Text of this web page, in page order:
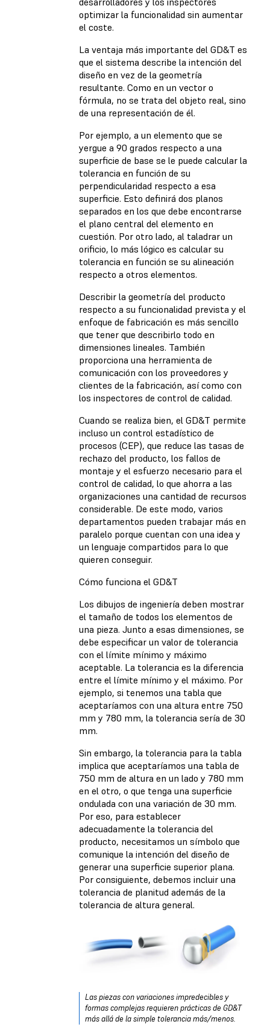
optimizar la funcionalidad sin aumentar
el coste.
La ventaja más importante del GD&T es
que el sistema describe la intención del
diseño en vez de la geometría
resultante. Como en un vector o
fórmula, no se trata del objeto real, sino
de una representación de él.
Por ejemplo, a un elemento que se
yergue a 90 grados respecto a una
superficie de base se le puede calcular la
tolerancia en función de su
perpendicularidad respecto a esa
superficie. Esto definirá dos planos
separados en los que debe encontrarse
el plano central del elemento en
cuestión. Por otro lado, al taladrar un
orificio, lo más lógico es calcular su
tolerancia en función se su alineación
respecto a otros elementos.
Describir la geometría del producto
respecto a su funcionalidad prevista y el
enfoque de fabricación es más sencillo
que tener que describirlo todo en
dimensiones lineales. También
proporciona una herramienta de
comunicación con los proveedores y
clientes de la fabricación, así como con
los inspectores de control de calidad.
Cuando se realiza bien, el GD&T permite
incluso un control estadístico de
procesos (CEP), que reduce las tasas de
rechazo del producto, los fallos de
montaje y el esfuerzo necesario para el
control de calidad, lo que ahorra a las
organizaciones una cantidad de recursos
considerable. De este modo, varios
departamentos pueden trabajar más en
paralelo porque cuentan con una idea y
un lenguaje compartidos para lo que
quieren conseguir.
Cómo funciona el GD&T
Los dibujos de ingeniería deben mostrar
el tamaño de todos los elementos de
una pieza. Junto a esas dimensiones, se
debe especificar un valor de tolerancia
con el límite mínimo y máximo
aceptable. La tolerancia es la diferencia
entre el límite mínimo y el máximo. Por
ejemplo, si tenemos una tabla que
aceptaríamos con una altura entre 750
mm y 780 mm, la tolerancia sería de 30
mm.
Sin embargo, la tolerancia para la tabla
implica que aceptaríamos una tabla de
750 mm de altura en un lado y 780 mm
en el otro, o que tenga una superficie
ondulada con una variación de 30 mm.
Por eso, para establecer
adecuadamente la tolerancia del
producto, necesitamos un símbolo que
comunique la intención del diseño de
generar una superficie superior plana.
Por consiguiente, debemos incluir una
tolerancia de planitud además de la
tolerancia de altura general.
Las piezas con variaciones impredecibles y
formas complejas requieren prácticas de GD&T
más allá de la simple tolerancia más/menos.